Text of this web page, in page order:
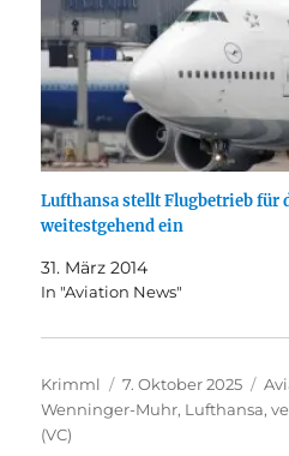
Lufthansa stellt Flugbetrieb für
weitestgehend ein
31. März 2014
In "Aviation News"
Autor
Krimml
Veröffentlicht
am
7. Oktober 2025
Wenninger-Muhr, Lufthansa,
(VC)